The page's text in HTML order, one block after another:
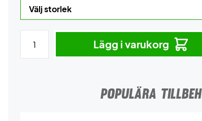
Lägg i varukorg
POPULÄRA